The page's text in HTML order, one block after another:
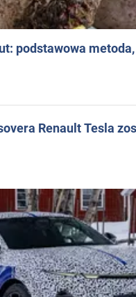
podstawowa
Renault Tesla